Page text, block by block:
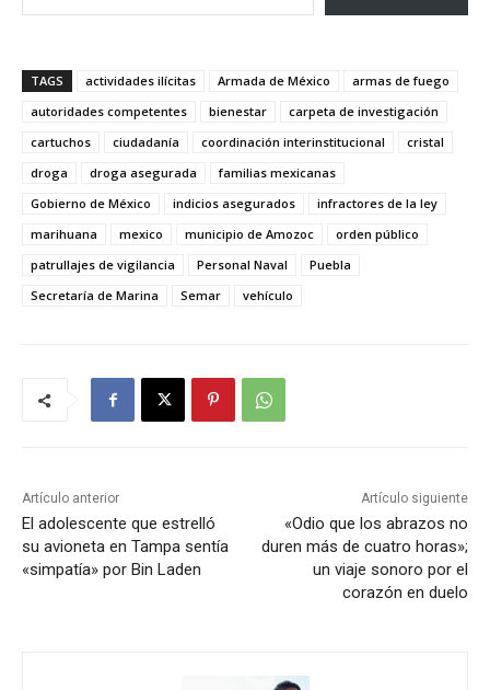
TAGS actividades ilícitas Armada de México
armas de fuego
autoridades competentes
bienestar
carpeta de investigación
cartuchos
ciudadanía coordinación interinstitucional
cristal
droga
droga asegurada
familias mexicanas
Gobierno de México
indicios asegurados
infractores de la ley
marihuana
mexico municipio de Amozoc
orden público
patrullajes de vigilancia
Personal Naval
Puebla
Secretaría de Marina
Semar vehículo
Artículo anterior
El adolescente que estrelló
su avioneta en Tampa sentía
«simpatía» por Bin Laden
Artículo siguiente
«Odio que los abrazos no
duren más de cuatro horas»;
un viaje sonoro por el
corazón en duelo